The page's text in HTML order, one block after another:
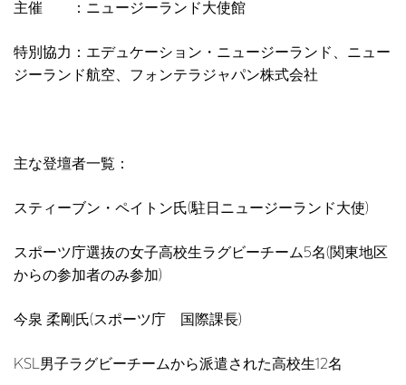
主催 ：ニュージーランド大使館
特別協力：エデュケーション・ニュージーランド、ニュー
ジーランド航空、フォンテラジャパン株式会社
主な登壇者一覧：
スティーブン・ペイトン氏(駐日ニュージーランド大使)
スポーツ庁選抜の女子高校生ラグビーチーム5名(関東地区
からの参加者のみ参加)
今泉 柔剛氏(スポーツ庁 国際課長)
KSL男子ラグビーチームから派遣された高校生12名